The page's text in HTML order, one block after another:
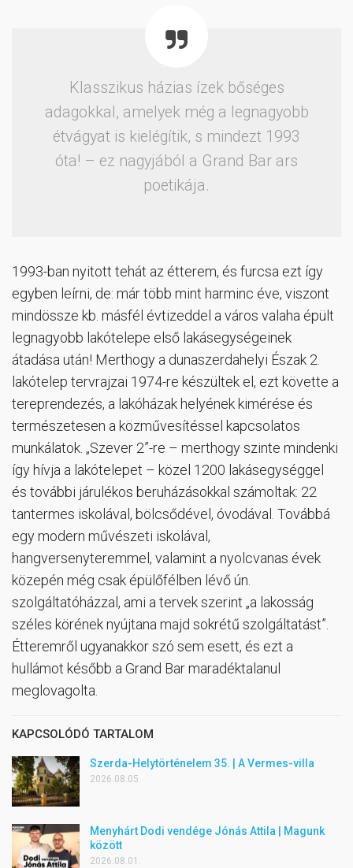
Klasszikus házias ízek bőséges
adagokkal, amelyek még a legnagyobb
étvágyat is kielégítik, s mindezt 1993
óta! – ez nagyjából a Grand Bar ars
poetikája.
1993-ban nyitott tehát az étterem, és furcsa ezt így
egyben leírni, de: már több mint harminc éve, viszont
mindössze kb. másfél évtizeddel a város valaha épült
legnagyobb lakótelepe első lakásegységeinek
átadása után! Merthogy a dunaszerdahelyi Észak 2.
lakótelep tervrajzai 1974-re készültek el, ezt követte a
tereprendezés, a lakóházak helyének kimérése és
természetesen a közművesítéssel kapcsolatos
munkálatok. „Szever 2”-re – merthogy szinte mindenki
így hívja a lakótelepet – közel 1200 lakásegységgel
és további járulékos beruházásokkal számoltak: 22
tantermes iskolával, bölcsődével, óvodával. Továbbá
egy modern művészeti iskolával,
hangversenyteremmel, valamint a nyolcvanas évek
közepén még csak épülőfélben lévő ún.
szolgáltatóházzal, ami a tervek szerint „a lakosság
széles körének nyújtana majd sokrétű szolgáltatást”.
Étteremről ugyanakkor szó sem esett, és ezt a
hullámot később a Grand Bar maradéktalanul
meglovagolta.
KAPCSOLÓDÓ TARTALOM
Szerda-Helytörténelem 35. | A Vermes-villa
2026.08.05.
Menyhárt Dodi vendége Jónás Attila | Magunk
között
2026.08.01.